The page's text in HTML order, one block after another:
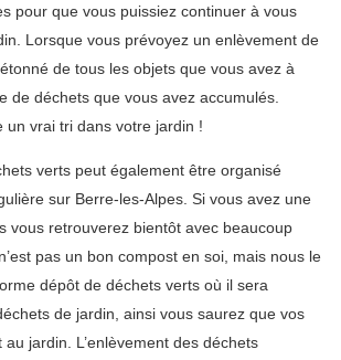
pour que vous puissiez continuer à vous
Lorsque vous prévoyez un enlèvement de
de tous les objets que vous avez à
de déchets que vous avez accumulés.
un vrai tri dans votre jardin !
verts peut également être organisé
sur Berre-les-Alpes. Si vous avez une
vous retrouverez bientôt avec beaucoup
pas un bon compost en soi, mais nous le
dépôt de déchets verts où il sera
de jardin, ainsi vous saurez que vos
jardin. L’enlèvement des déchets